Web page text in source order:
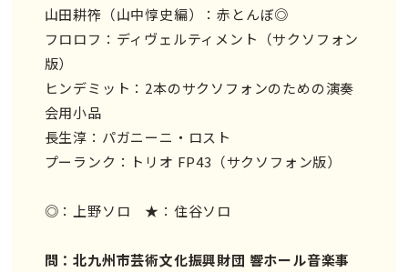
山田耕筰（山中惇史編）：赤とんぼ◎
フロロフ：ディヴェルティメント（サクソフォン
版）
ヒンデミット：2本のサクソフォンのための演奏
会用小品
長生淳：パガニーニ・ロスト
プーランク：トリオ FP43（サクソフォン版）
◎：上野ソロ ★：住谷ソロ
問：北九州市芸術文化振興財団 響ホール音楽事